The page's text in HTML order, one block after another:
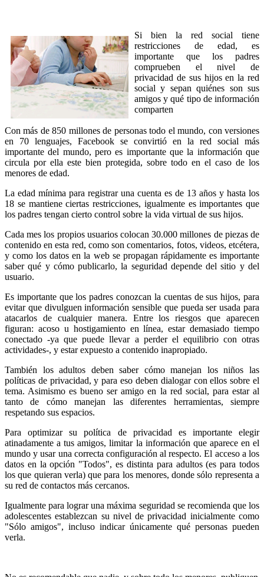
Si bien la red social tiene
restricciones de edad, es
importante que los padres
comprueben el nivel de
privacidad de sus hijos en la red
social y sepan quiénes son sus
amigos y qué tipo de información
comparten
Con más de 850 millones de personas todo el mundo, con versiones
en 70 lenguajes, Facebook se convirtió en la red social más
importante del mundo, pero es importante que la información que
circula por ella este bien protegida, sobre todo en el caso de los
menores de edad.
La edad mínima para registrar una cuenta es de 13 años y hasta los
18 se mantiene ciertas restricciones, igualmente es importantes que
los padres tengan cierto control sobre la vida virtual de sus hijos.
Cada mes los propios usuarios colocan 30.000 millones de piezas de
contenido en esta red, como son comentarios, fotos, videos, etcétera,
y como los datos en la web se propagan rápidamente es importante
saber qué y cómo publicarlo, la seguridad depende del sitio y del
usuario.
Es importante que los padres conozcan la cuentas de sus hijos, para
evitar que divulguen información sensible que pueda ser usada para
atacarlos de cualquier manera. Entre los riesgos que aparecen
figuran: acoso u hostigamiento en línea, estar demasiado tiempo
conectado -ya que puede llevar a perder el equilibrio con otras
actividades-, y estar expuesto a contenido inapropiado.
También los adultos deben saber cómo manejan los niños las
políticas de privacidad, y para eso deben dialogar con ellos sobre el
tema. Asimismo es bueno ser amigo en la red social, para estar al
tanto de cómo manejan las diferentes herramientas, siempre
respetando sus espacios.
Para optimizar su política de privacidad es importante elegir
atinadamente a tus amigos, limitar la información que aparece en el
mundo y usar una correcta configuración al respecto. El acceso a los
datos en la opción "Todos", es distinta para adultos (es para todos
los que quieran verla) que para los menores, donde sólo representa a
su red de contactos más cercanos.
Igualmente para lograr una máxima seguridad se recomienda que los
adolescentes establezcan su nivel de privacidad inicialmente como
"Sólo amigos", incluso indicar únicamente qué personas pueden
verla.